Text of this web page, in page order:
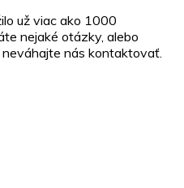
už viac ako 1000
nejaké otázky, alebo
nás kontaktovať.